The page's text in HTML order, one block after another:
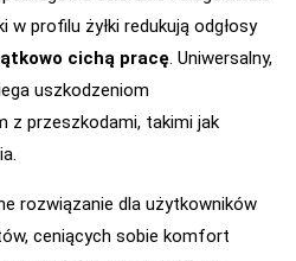
profilu żyłki redukują odgłosy
cichą pracę. Uniwersalny,
uszkodzeniom
z przeszkodami, takimi jak
rozwiązanie dla użytkowników
ceniących sobie komfort